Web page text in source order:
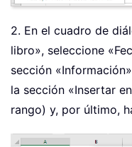
2. En el cuadro de
libro», seleccione
sección
la sección «Insertar
rango) y, por último,